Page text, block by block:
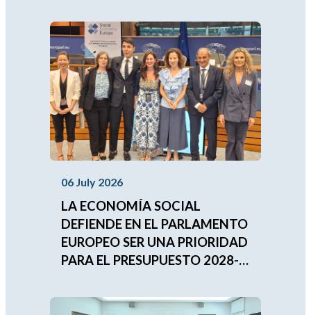
COMPROMISO
IBEROAMERICANO 2026-2030
06 July 2026
LA ECONOMÍA SOCIAL
DEFIENDE EN EL PARLAMENTO
EUROPEO SER UNA PRIORIDAD
PARA EL PRESUPUESTO 2028-